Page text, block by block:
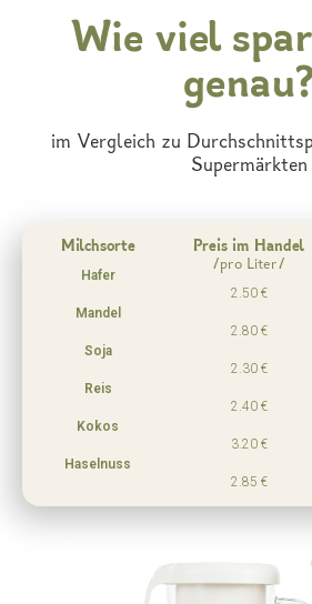
Wie viel
genau?
im Vergleich zu
Supermärkten
Milchsorte
Hafer
Mandel
Soja
Reis
Kokos
Haselnuss
Preis im Handel
/pro Liter/
2.50 €
2.80 €
2.30 €
2.40 €
3.20 €
2.85 €